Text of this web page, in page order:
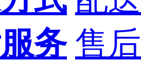
务 售